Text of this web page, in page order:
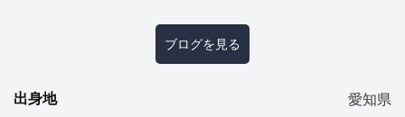
ブログを見る
出身地 愛知県